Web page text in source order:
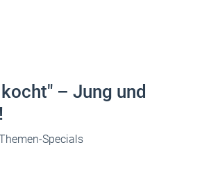
– Jung und
Specials